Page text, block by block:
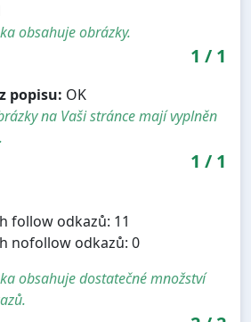
obsahuje obrázky.
1 / 1
popisu: OK
na Vaši stránce mají vyplněn
1 / 1
follow odkazů: 11
nofollow odkazů: 0
obsahuje dostatečné množství